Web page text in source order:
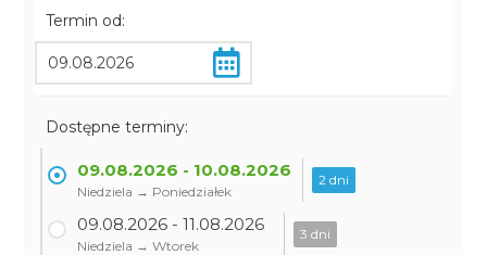
Termin od:
Dostępne terminy:
09.08.2026 - 10.08.2026
Niedziela → Poniedziałek
2 dni
09.08.2026 - 11.08.2026
Niedziela → Wtorek
3 dni